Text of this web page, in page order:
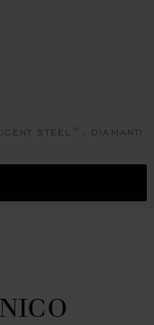
1
STEEL™, DIAMANTI
7 8
SLIDE 9
TO SLIDE 10